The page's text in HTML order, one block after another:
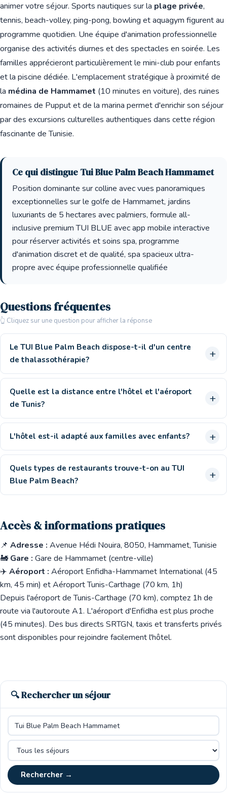
animer votre séjour. Sports nautiques sur la plage privée,
tennis, beach-volley, ping-pong, bowling et aquagym figurent au
programme quotidien. Une équipe d'animation professionnelle
organise des activités diurnes et des spectacles en soirée. Les
familles apprécieront particulièrement le mini-club pour enfants
et la piscine dédiée. L'emplacement stratégique à proximité de
la médina de Hammamet (10 minutes en voiture), des ruines
romaines de Pupput et de la marina permet d'enrichir son séjour
par des excursions culturelles authentiques dans cette région
fascinante de Tunisie.
Ce qui distingue Tui Blue Palm Beach Hammamet
Position dominante sur colline avec vues panoramiques
exceptionnelles sur le golfe de Hammamet, jardins
luxuriants de 5 hectares avec palmiers, formule all-
inclusive premium TUI BLUE avec app mobile interactive
pour réserver activités et soins spa, programme
d'animation discret et de qualité, spa spacieux ultra-
propre avec équipe professionnelle qualifiée
Questions fréquentes
👆 Cliquez sur une question pour afficher la réponse
Le TUI Blue Palm Beach dispose-t-il d'un centre
de thalassothérapie?
Quelle est la distance entre l'hôtel et l'aéroport
de Tunis?
L'hôtel est-il adapté aux familles avec enfants?
Quels types de restaurants trouve-t-on au TUI
Blue Palm Beach?
Accès & informations pratiques
📌 Adresse : Avenue Hédi Nouira, 8050, Hammamet, Tunisie
🚂 Gare : Gare de Hammamet (centre-ville)
✈️ Aéroport : Aéroport Enfidha-Hammamet International (45
km, 45 min) et Aéroport Tunis-Carthage (70 km, 1h)
Depuis l'aéroport de Tunis-Carthage (70 km), comptez 1h de
route via l'autoroute A1. L'aéroport d'Enfidha est plus proche
(45 minutes). Des bus directs SRTGN, taxis et transferts privés
sont disponibles pour rejoindre facilement l'hôtel.
🔍 Rechercher un séjour
Rechercher →